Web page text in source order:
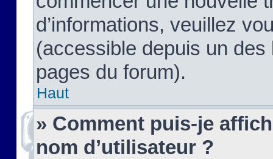
d’informations, veuillez
(accessible depuis un
pages du forum).
Haut
» Comment puis-je
nom d’utilisateur ?